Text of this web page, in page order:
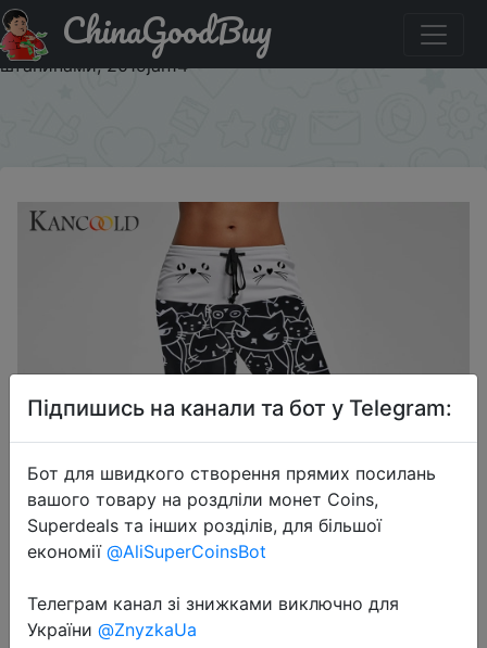
Придбати по знижці Женские повседневные штаны с
принтом кота KANCOOLD, пляжные брюки с широкими
штанинами, 2019jan14
ChinaGoodBuy
2020-11-16
Підпишись на канали та бот у Telegram:
Бот для швидкого створення прямих посилань
вашого товару на роздліли монет Coins,
Superdeals та інших розділів, для більшої
економії @AliSuperCoinsBot
Телеграм канал зі знижками виключно для
України @ZnyzkaUa